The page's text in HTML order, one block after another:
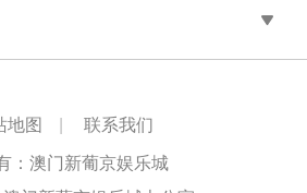
地图 |
联系我们
：澳门新葡京娱乐城